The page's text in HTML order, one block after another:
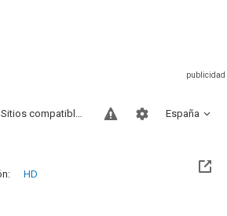
España
Sitios compatibles
hasta el Dom, 28 Feb 2027 (Quedan 6 meses)
HD